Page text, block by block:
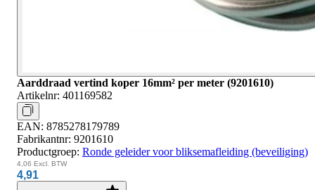
Aarddraad vertind koper 16mm² per meter (9201610)
Artikelnr: 401169582
EAN: 8785278179789
Fabrikantnr: 9201610
Productgroep: Ronde geleider voor bliksemafleiding (beveiliging)
4,06 Excl. BTW
4,91